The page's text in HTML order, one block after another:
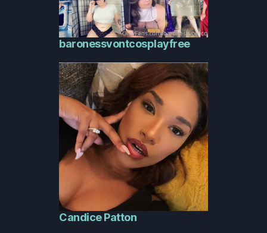
baronessvontcosplayfree
Candice Patton